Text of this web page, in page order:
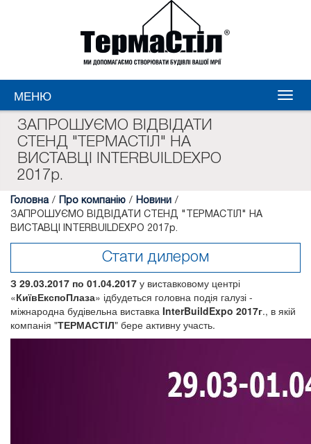
МЕНЮ
ЗАПРОШУЄМО ВІДВІДАТИ
СТЕНД "ТЕРМАСТІЛ" НА
ВИСТАВЦІ INTERBUILDEXPO
2017р.
Головна / Про компанію / Новини /
ЗАПРОШУЄМО ВІДВІДАТИ СТЕНД "ТЕРМАСТІЛ" НА
ВИСТАВЦІ INTERBUILDEXPO 2017р.
Стати дилером
З 29.03.2017 по 01.04.2017 у виставковому центрі
«КиївЕкспоПлаза» ідбудеться головна подія галузі -
міжнародна будівельна виставка InterBuildExpo 2017г., в якій
компанія "ТЕРМАСТІЛ" бере активну участь.